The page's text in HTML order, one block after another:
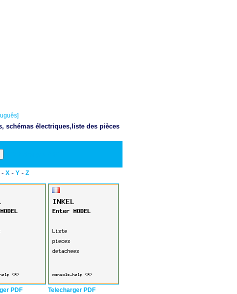
schémas électriques,liste des pièces
- X - Y - Z
PDF Telecharger PDF